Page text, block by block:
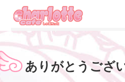
ありがとうござ